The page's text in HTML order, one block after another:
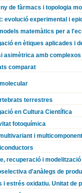
de fàrmacs i topologia
evolució experimental i
matemàtics per a
en ètiques aplicades i
asimètrica amb
comparat
terrestres
en Cultura Científica
fotoquímica
i
recuperació i modelització
d'anàlegs de
i estrés oxidatiu. Unitat de